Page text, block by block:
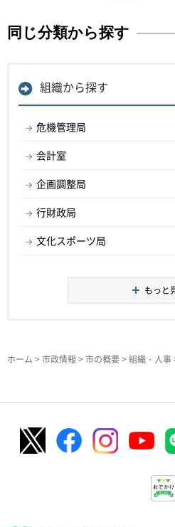
同じ分類から探す
組織から探す
危機管理局
会計室
企画調整局
行財政局
文化スポーツ局
もっと
ホーム > 市政情報 > 市の概要> 組織・人事